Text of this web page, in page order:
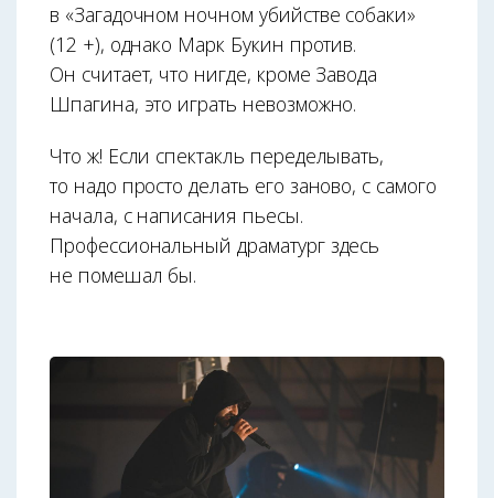
в «Загадочном ночном убийстве собаки»
(12 +), однако Марк Букин против.
Он считает, что нигде, кроме Завода
Шпагина, это играть невозможно.
Что ж! Если спектакль переделывать,
то надо просто делать его заново, с самого
начала, с написания пьесы.
Профессиональный драматург здесь
не помешал бы.